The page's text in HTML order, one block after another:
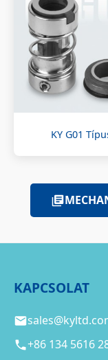
KY G01
KAPCSOLAT
+86 134 5616